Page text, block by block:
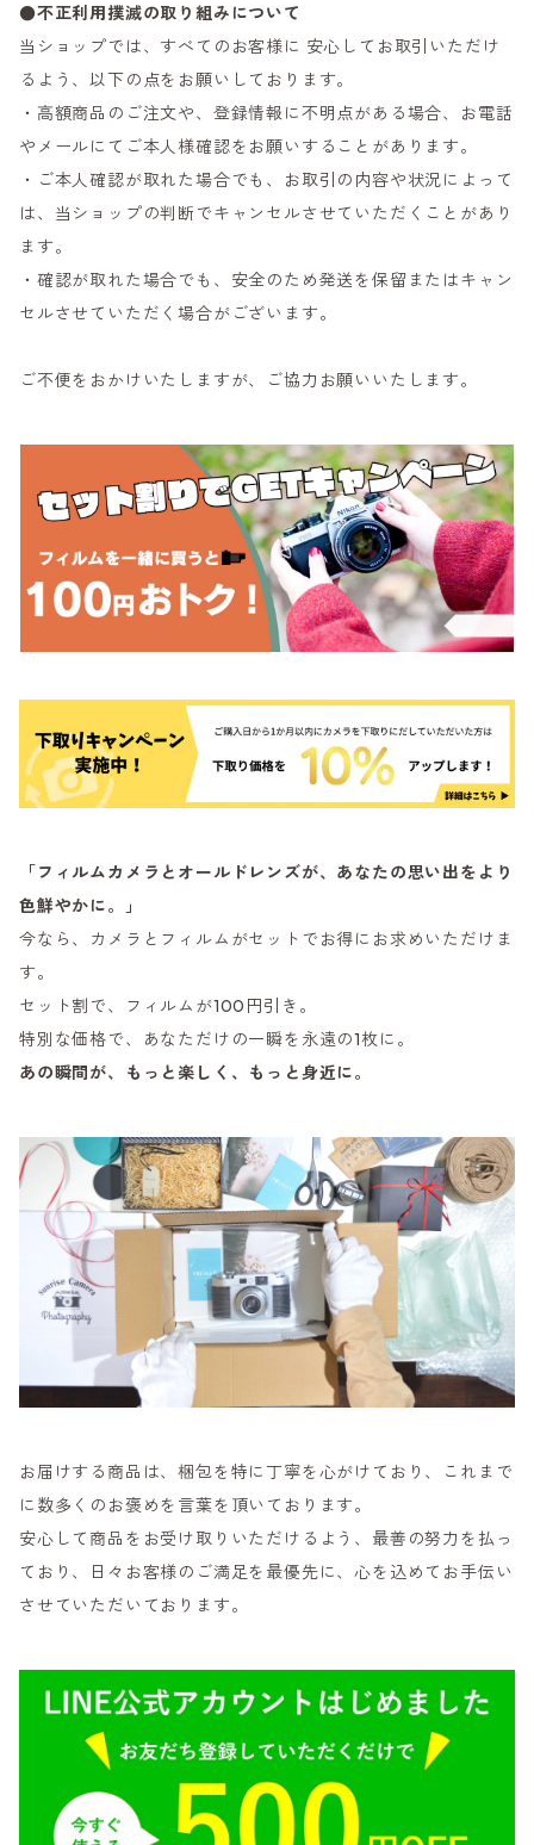
●不正利用撲滅の取り組みについて
当ショップでは、すべてのお客様に 安心してお取引いただけ
るよう、以下の点をお願いしております。
・高額商品のご注文や、登録情報に不明点がある場合、お電話
やメールにてご本人様確認をお願いすることがあります。
・ご本人確認が取れた場合でも、お取引の内容や状況によって
は、当ショップの判断でキャンセルさせていただくことがあり
ます。
・確認が取れた場合でも、安全のため発送を保留またはキャン
セルさせていただく場合がございます。
ご不便をおかけいたしますが、ご協力お願いいたします。
「フィルムカメラとオールドレンズが、あなたの思い出をより
色鮮やかに。」
今なら、カメラとフィルムがセットでお得にお求めいただけま
す。
セット割で、フィルムが100円引き。
特別な価格で、あなただけの一瞬を永遠の1枚に。
あの瞬間が、もっと楽しく、もっと身近に。
お届けする商品は、梱包を特に丁寧を心がけており、これまで
に数多くのお褒めを言葉を頂いております。
安心して商品をお受け取りいただけるよう、最善の努力を払っ
ており、日々お客様のご満足を最優先に、心を込めてお手伝い
させていただいております。